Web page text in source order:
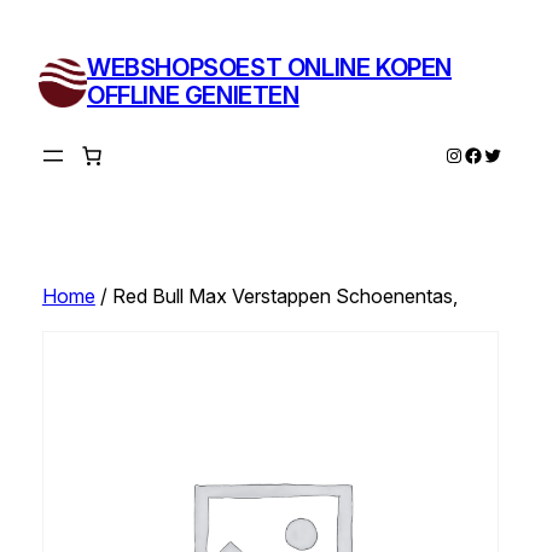
inhoud
WEBSHOPSOEST ONLINE KOPEN
OFFLINE GENIETEN
Instagram
Twitter
Home/ Red Bull Max Verstappen Schoenentas,